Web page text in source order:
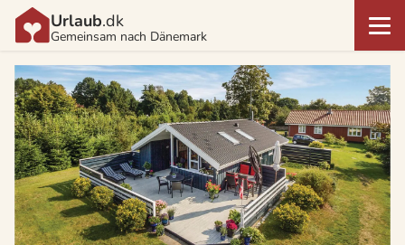
Urlaub.dk
Gemeinsam nach Dänemark